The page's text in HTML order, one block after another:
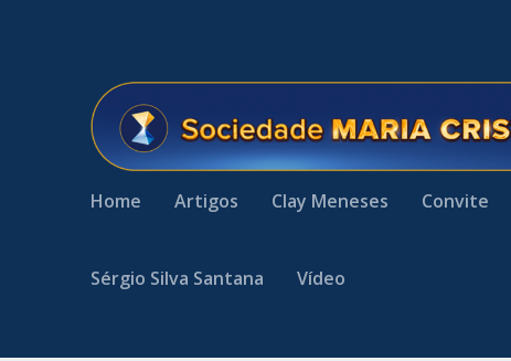
Home Artigos Clay Meneses Convite
Sérgio Silva Santana Vídeo